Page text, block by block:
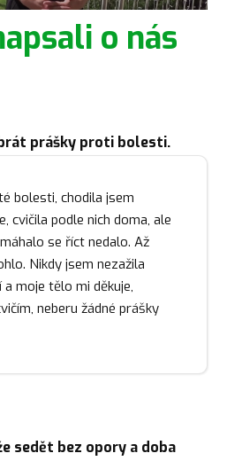
o nás
prášky proti bolesti.
bolesti, chodila jsem
cvičila podle nich doma, ale
se říct nedalo. Až
Nikdy jsem nezažila
moje tělo mi děkuje,
neberu žádné prášky
sedět bez opory a doba